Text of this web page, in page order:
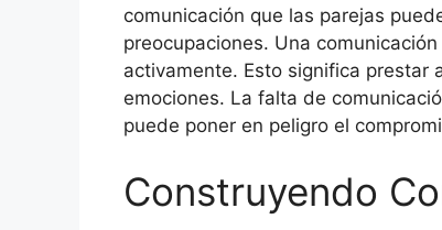
comunicación que las parejas
preocupaciones. Una
activamente. Esto significa prestar
emociones. La falta de
puede poner en peligro el
Construyendo